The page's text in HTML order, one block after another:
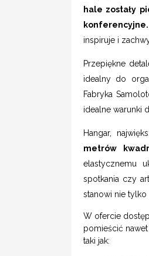
hale zostały
konferencyjne.
inspiruje i
Przepiękne
idealny do
Fabryka
idealne warunki
Hangar,
metrów
elastycznemu
spotkania czy
stanowi nie
W ofercie
pomieścić
taki jak: